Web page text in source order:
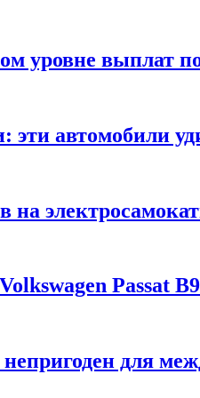
уровне выплат
эти автомобили
на
Passat
для